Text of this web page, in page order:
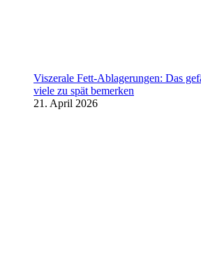
Viszerale Fett-Ablagerungen: Das
viele zu spät bemerken
21. April 2026